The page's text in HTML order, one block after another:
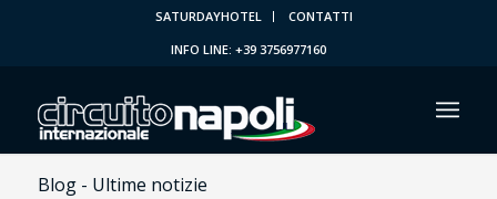
SATURDAYHOTEL
CONTATTI
INFO LINE: +39 3756977160
Blog - Ultime notizie